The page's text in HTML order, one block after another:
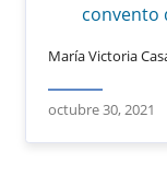
convento
María Victoria
octubre 30, 2021